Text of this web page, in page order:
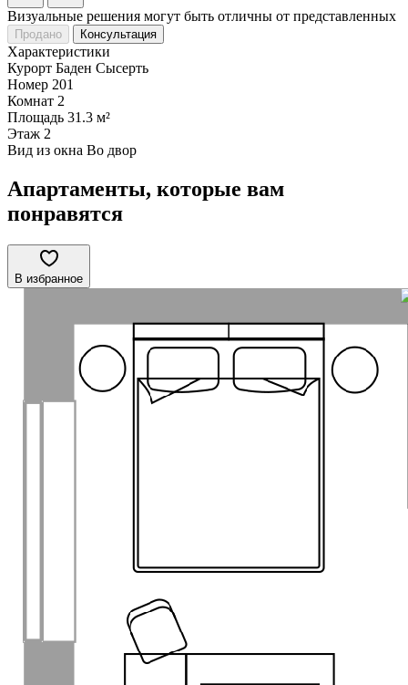
Визуальные решения могут быть отличны от представленных
Продано Консультация
Характеристики
Курорт Баден Сысерть
Номер 201
Комнат 2
Площадь 31.3 м²
Этаж 2
Вид из окна Во двор
Апартаменты, которые вам
понравятся
В избранное